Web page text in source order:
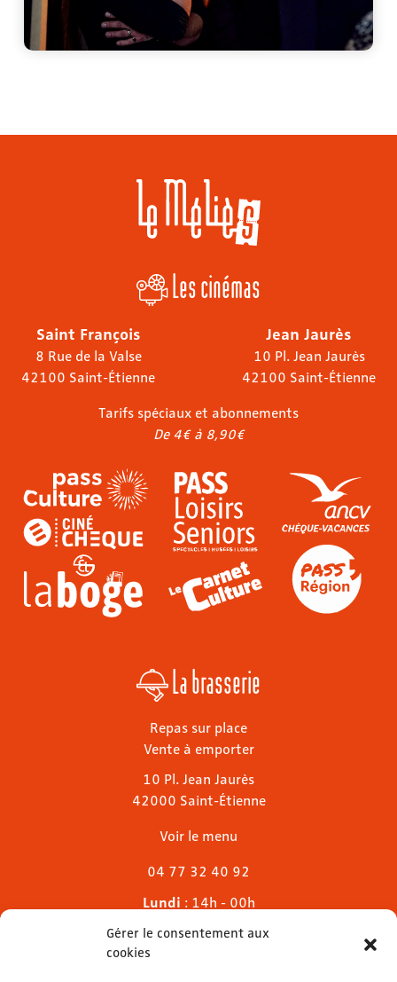
Gérer le consentement aux
cookies
Les cinémas
Saint François
8 Rue de la Valse
42100 Saint-Étienne
Jean Jaurès
10 Pl. Jean Jaurès
42100 Saint-Étienne
Tarifs spéciaux et abonnements
De 4€ à 8,90€
La brasserie
Repas sur place
Vente à emporter
10 Pl. Jean Jaurès
42000 Saint-Étienne
Voir le menu
04 77 32 40 92
Lundi : 14h - 00h
Mardi & mercredi
Jeudi